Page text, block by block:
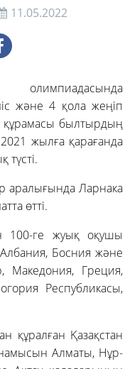
11.05.2022
және 4 қола жеңіп
құрамасы былтырдың
жылға қарағанда
аралығында Ларнака
өтті.
100-ге жуық оқушы
Босния және
Македония, Греция,
Республикасы,
құралған Қазақстан
Алматы, Нұр-